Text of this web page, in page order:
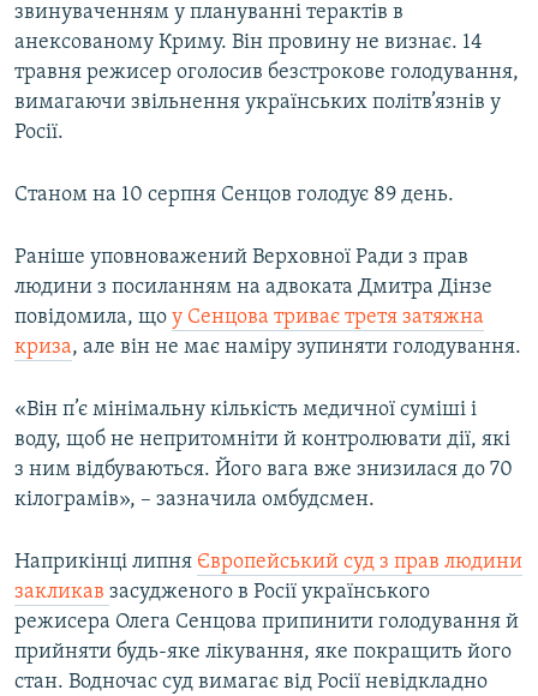
звинуваченням у плануванні терактів в
анексованому Криму. Він провину не визнає. 14
травня режисер оголосив безстрокове голодування,
вимагаючи звільнення українських політв’язнів у
Росії.
Станом на 10 серпня Сенцов голодує 89 день.
Раніше уповноважений Верховної Ради з прав
людини з посиланням на адвоката Дмитра Дінзе
повідомила, що у Сенцова триває третя затяжна
криза, але він не має наміру зупиняти голодування.
«Він п’є мінімальну кількість медичної суміші і
воду, щоб не непритомніти й контролювати дії, які
з ним відбуваються. Його вага вже знизилася до 70
кілограмів», – зазначила омбудсмен.
Наприкінці липня Європейський суд з прав людини
закликав засудженого в Росії українського
режисера Олега Сенцова припинити голодування й
прийняти будь-яке лікування, яке покращить його
стан. Водночас суд вимагає від Росії невідкладно